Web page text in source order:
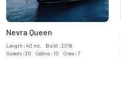
Nevra Queen
Length : 40 mt. Build : 2018
Guests : 20 Cabins : 10 Crew : 7